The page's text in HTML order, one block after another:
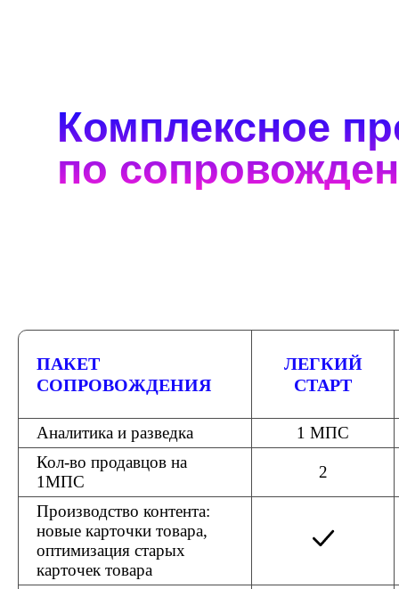
Комплексное
по
ПАКЕТ
СОПРОВОЖДЕНИЯ
ЛЕГКИЙ
СТАРТ
Аналитика и разведка
1 МПС
Кол-во продавцов на
1МПС
2
Производство контента:
новые карточки товара,
оптимизация старых
карточек товара